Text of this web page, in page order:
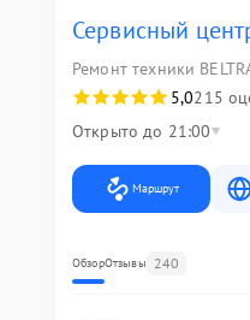
Сервисный
Ремонт техники
5,0215
Открыто до 21:00
Маршрут
ОбзорОтзывы 240